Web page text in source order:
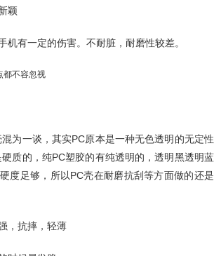
颖
机有一定的伤害。不耐脏，耐磨性较差。
为一谈，其实PC原本是一种无色透明的无定性
质的，纯PC塑胶的有纯透明的，透明黑透明蓝
度足够，所以PC壳在耐磨抗刮等方面做的还是
，抗摔，轻薄